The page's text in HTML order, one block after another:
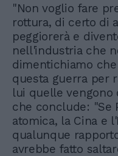
"Non voglio fare
rottura, di certo di
peggiorerà e
nell'industria che
dimentichiamo
questa guerra per
lui quelle vengono
che conclude: "Se
atomica, la Cina e
qualunque
avrebbe fatto